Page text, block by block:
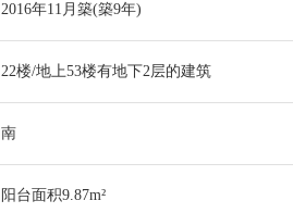
2016年11月築(築9年)
22楼/地上53楼有地下2层的建筑
南
阳台面积9.87m²